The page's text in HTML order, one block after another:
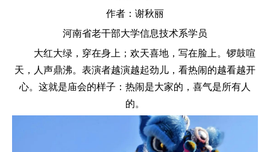
作者：谢秋丽
河南省老干部大学信息技术系学员
大红大绿，穿在身上；欢天喜地，写在脸上。锣鼓喧
天，人声鼎沸。表演者越演越起劲儿，看热闹的越看越开
心。这就是庙会的样子：热闹是大家的，喜气是所有人
的。